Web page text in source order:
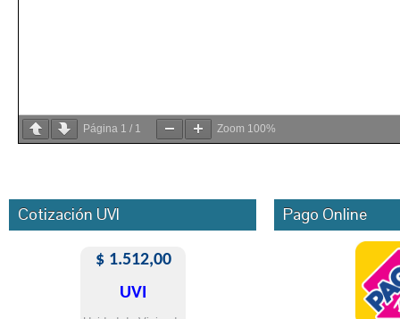
Página 1 / 1 Zoom 100%
Cotización UVI Pago Online